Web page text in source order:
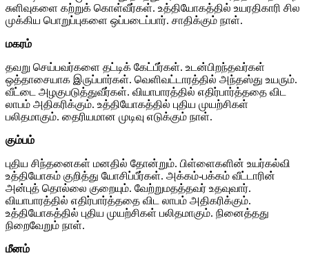
சுளிவுகளை கற்றுக் கொள்வீர்கள். உத்தியோகத்தில் உயரதிகாரி சில
முக்கிய பொறுப்புகளை ஒப்படைப்பார். சாதிக்கும் நாள்.
மகரம்
தவறு செய்பவர்களை தட்டிக் கேட்பீர்கள். உடன்பிறந்தவர்கள்
ஒத்தாசையாக இருப்பார்கள். வெளிவட்டாரத்தில் அந்தஸ்து உயரும்.
வீட்டை அழகுபடுத்துவீர்கள். வியாபாரத்தில் எதிர்பார்த்ததை விட
லாபம் அதிகரிக்கும். உத்தியோகத்தில் புதிய முயற்சிகள்
பலிதமாகும். தைரியமான முடிவு எடுக்கும் நாள்.
கும்பம்
புதிய சிந்தனைகள் மனதில் தோன்றும். பிள்ளைகளின் உயர்கல்வி
உத்தியோகம் குறித்து யோசிப்பீர்கள். அக்கம்-பக்கம் வீட்டாரின்
அன்புத் தொல்லை குறையும். வேற்றுமதத்தவர் உதவுவார்.
வியாபாரத்தில் எதிர்பார்த்ததை விட லாபம் அதிகரிக்கும்.
உத்தியோகத்தில் புதிய முயற்சிகள் பலிதமாகும். நினைத்தது
நிறைவேறும் நாள்.
மீனம்